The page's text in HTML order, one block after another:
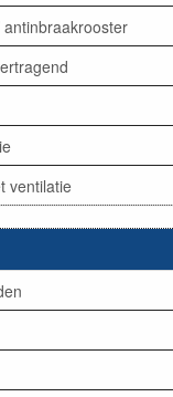
ventilatie